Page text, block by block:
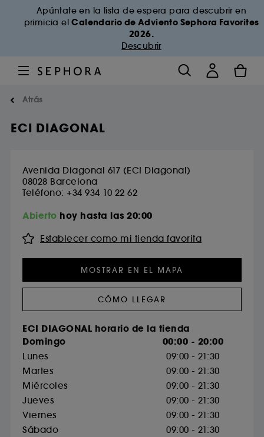
Apúntate en la lista de espera para descubrir en
primicia elCalendario de Adviento Sephora Favorites
2026.
Descubrir
Atrás
ECI DIAGONAL
Avenida Diagonal 617 (ECI Diagonal)
08028 Barcelona
Teléfono: +34 934 10 22 62
Abierto hoy hasta las 20:00
Establecer como mi tienda favorita
MOSTRAR EN EL MAPA
CÓMO LLEGAR
ECI DIAGONAL horario de la tienda
Domingo
00:00 - 20:00
Lunes
09:00 - 21:30
Martes
09:00 - 21:30
Miércoles
09:00 - 21:30
Jueves
09:00 - 21:30
Viernes
09:00 - 21:30
Sábado
09:00 - 21:30